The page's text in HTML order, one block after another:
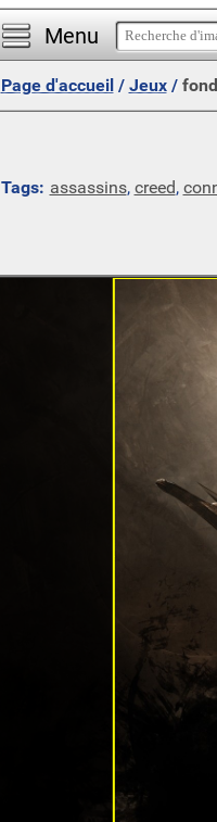
Menu
Page d'accueil/ Jeux/
Tags: assassins, creed,